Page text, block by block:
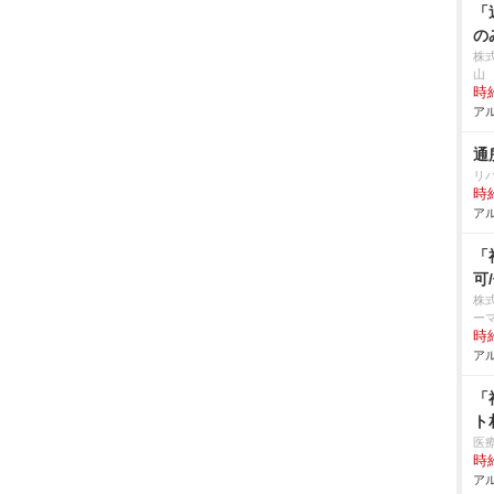
の
株
山
時
ア
通
リ
時
ア
可
株
ー
時
ア
医
時
ア